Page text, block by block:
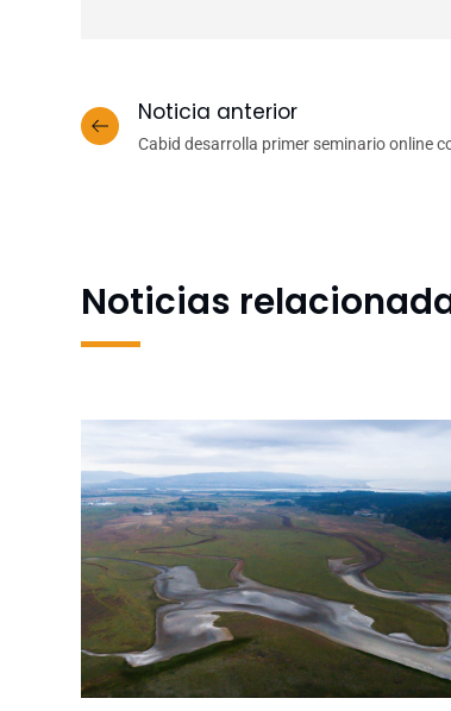
Noticia anterior
Cabid desarrolla primer seminario online
Noticias